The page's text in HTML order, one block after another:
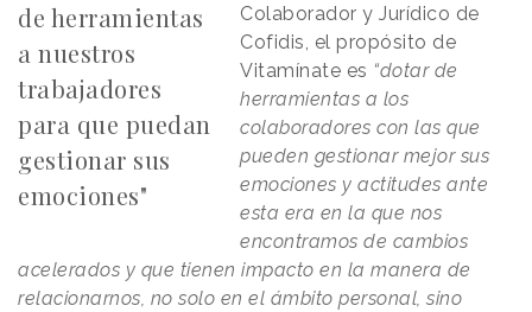
de herramientas
a nuestros
trabajadores
para que puedan
gestionar sus
emociones"
Colaborador y Jurídico de
Cofidis, el propósito de
Vitamínate es “dotar de
herramientas a los
colaboradores con las que
pueden gestionar mejor sus
emociones y actitudes ante
esta era en la que nos
encontramos de cambios
acelerados y que tienen impacto en la manera de
relacionarnos, no solo en el ámbito personal, sino